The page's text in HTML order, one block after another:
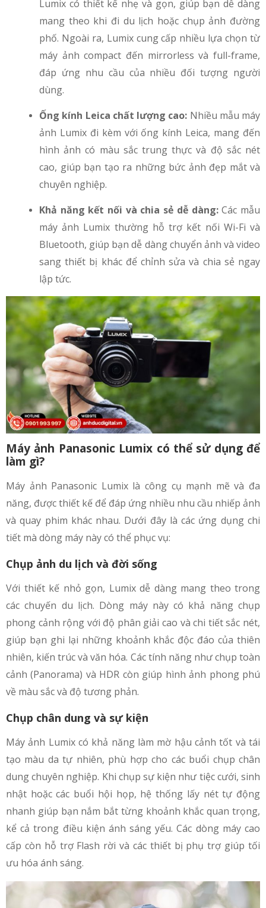
Lumix có thiết kế nhẹ và gọn, giúp bạn dễ dàng
mang theo khi đi du lịch hoặc chụp ảnh đường
phố. Ngoài ra, Lumix cung cấp nhiều lựa chọn từ
máy ảnh compact đến mirrorless và full-frame,
đáp ứng nhu cầu của nhiều đối tượng người
dùng.
Ống kính Leica chất lượng cao: Nhiều mẫu máy
ảnh Lumix đi kèm với ống kính Leica, mang đến
hình ảnh có màu sắc trung thực và độ sắc nét
cao, giúp bạn tạo ra những bức ảnh đẹp mắt và
chuyên nghiệp.
Khả năng kết nối và chia sẻ dễ dàng:Các mẫu
máy ảnh Lumix thường hỗ trợ kết nối Wi-Fi và
Bluetooth, giúp bạn dễ dàng chuyển ảnh và video
sang thiết bị khác để chỉnh sửa và chia sẻ ngay
lập tức.
Máy ảnh Panasonic Lumix có thể sử dụng để
làm gì?
Máy ảnh Panasonic Lumix là công cụ mạnh mẽ và đa
năng, được thiết kế để đáp ứng nhiều nhu cầu nhiếp ảnh
và quay phim khác nhau. Dưới đây là các ứng dụng chi
tiết mà dòng máy này có thể phục vụ:
Chụp ảnh du lịch và đời sống
Với thiết kế nhỏ gọn, Lumix dễ dàng mang theo trong
các chuyến du lịch. Dòng máy này có khả năng chụp
phong cảnh rộng với độ phân giải cao và chi tiết sắc nét,
giúp bạn ghi lại những khoảnh khắc độc đáo của thiên
nhiên, kiến trúc và văn hóa. Các tính năng như chụp toàn
cảnh (Panorama) và HDR còn giúp hình ảnh phong phú
về màu sắc và độ tương phản.
Chụp chân dung và sự kiện
Máy ảnh Lumix có khả năng làm mờ hậu cảnh tốt và tái
tạo màu da tự nhiên, phù hợp cho các buổi chụp chân
dung chuyên nghiệp. Khi chụp sự kiện như tiệc cưới, sinh
nhật hoặc các buổi hội họp, hệ thống lấy nét tự động
nhanh giúp bạn nắm bắt từng khoảnh khắc quan trọng,
kể cả trong điều kiện ánh sáng yếu. Các dòng máy cao
cấp còn hỗ trợ Flash rời và các thiết bị phụ trợ giúp tối
ưu hóa ánh sáng.